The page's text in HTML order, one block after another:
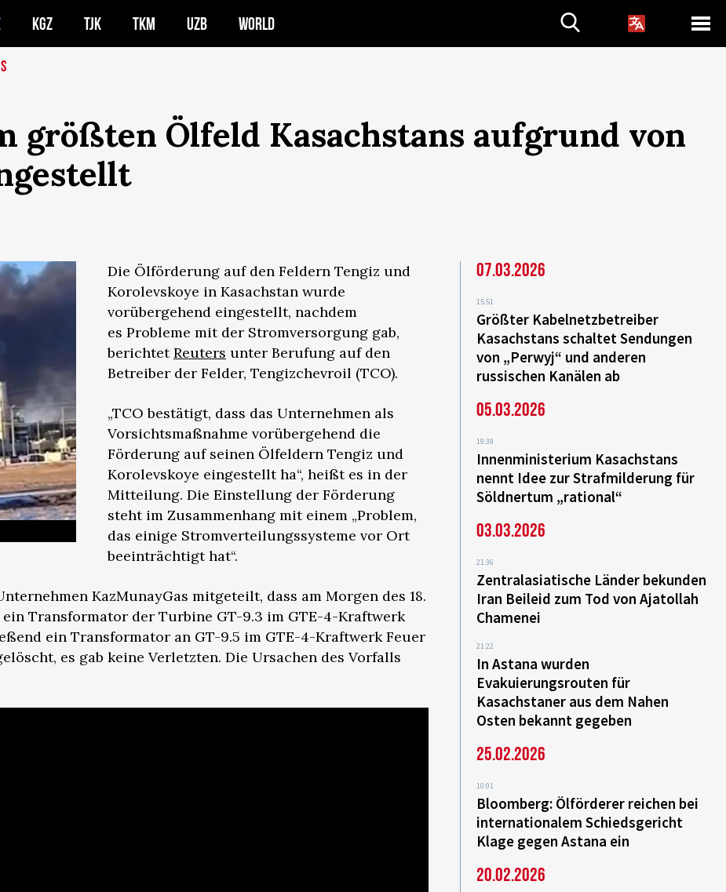
KGZ TJK TKM UZB WORLD
größten Ölfeld Kasachstans aufgrund von
Die Ölförderung auf den Feldern Tengiz und
Korolevskoye in Kasachstan wurde
vorübergehend eingestellt, nachdem
es Probleme mit der Stromversorgung gab,
berichtetReuters unter Berufung auf den
Betreiber der Felder, Tengizchevroil (TCO).
„TCO bestätigt, dass das Unternehmen als
Vorsichtsmaßnahme vorübergehend die
Förderung auf seinen Ölfeldern Tengiz und
Korolevskoye eingestellt ha“, heißt es in der
Mitteilung. Die Einstellung der Förderung
steht im Zusammenhang mit einem „Problem,
das einige Stromverteilungssysteme vor Ort
beeinträchtigt hat“.
KazMunayGas mitgeteilt, dass am Morgen des 18.
Transformator der Turbine GT-9.3 im GTE-4-Kraftwerk
ein Transformator an GT-9.5 im GTE-4-Kraftwerk Feuer
es gab keine Verletzten. Die Ursachen des Vorfalls
07.03.2026
15:51
Größter Kabelnetzbetreiber
Kasachstans schaltet Sendungen
von „Perwyj“ und anderen
russischen Kanälen ab
05.03.2026
19:39
Innenministerium Kasachstans
nennt Idee zur Strafmilderung für
Söldnertum „rational“
03.03.2026
21:36
Zentralasiatische Länder bekunden
Iran Beileid zum Tod von Ajatollah
Chamenei
21:22
In Astana wurden
Evakuierungsrouten für
Kasachstaner aus dem Nahen
Osten bekannt gegeben
25.02.2026
10:01
Bloomberg: Ölförderer reichen bei
internationalem Schiedsgericht
Klage gegen Astana ein
20.02.2026